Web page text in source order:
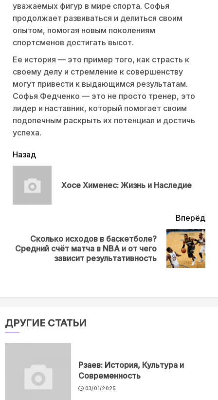
уважаемых фигур в мире спорта. Софья
продолжает развиваться и делиться своим
опытом, помогая новым поколениям
спортсменов достигать высот.
Ее история — это пример того, как страсть к
своему делу и стремление к совершенству
могут привести к выдающимся результатам.
Софья Федченко — это не просто тренер, это
лидер и наставник, который помогает своим
подопечным раскрыть их потенциал и достичь
успеха.
читать
Назад
Хосе Хименес: Жизнь и Наследие
Вперёд
Next
Сколько исходов в баскетболе?
Средний счёт матча в NBA и от чего
зависит результативность
ДРУГИЕ СТАТЬИ
Рзаев: История, Культура и
Современность
03/01/2025